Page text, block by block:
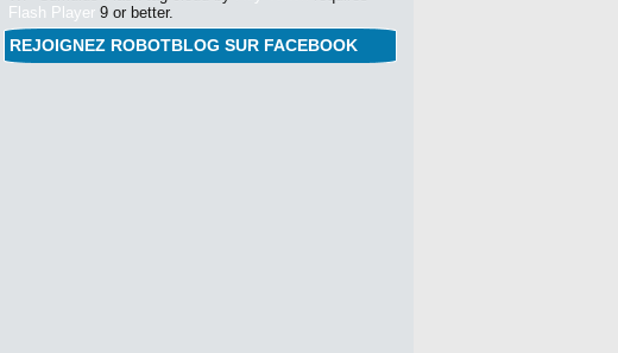
Flash Player 9 or better.
REJOIGNEZ ROBOTBLOG SUR FACEBOOK